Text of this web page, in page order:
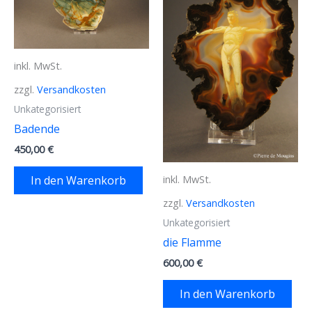
inkl. MwSt.
zzgl. Versandkosten
Unkategorisiert
Badende
450,00€
In den Warenkorb
inkl. MwSt.
zzgl. Versandkosten
Unkategorisiert
die Flamme
600,00€
In den Warenkorb